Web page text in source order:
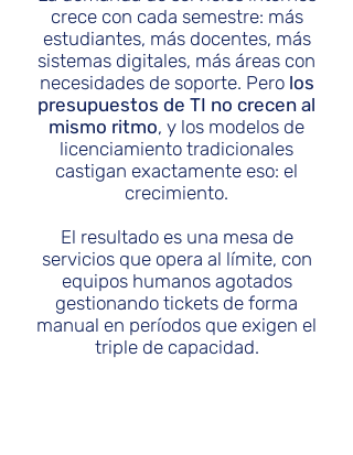
crece con cada semestre: más
estudiantes, más docentes, más
sistemas digitales, más áreas con
necesidades de soporte. Pero los
presupuestos de TI no crecen al
mismo ritmo, y los modelos de
licenciamiento tradicionales
castigan exactamente eso: el
crecimiento.
El resultado es una mesa de
servicios que opera al límite, con
equipos humanos agotados
gestionando tickets de forma
manual en períodos que exigen el
triple de capacidad.